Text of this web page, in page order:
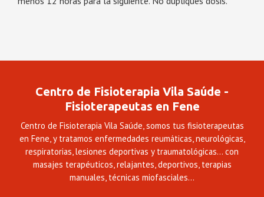
Centro de Fisioterapia Vila Saúde -
Fisioterapeutas en Fene
Centro de Fisioterapia Vila Saúde, somos tus fisioterapeutas
en Fene, y tratamos enfermedades reumáticas, neurológicas,
respiratorias, lesiones deportivas y traumatológicas... con
masajes terapéuticos, relajantes, deportivos, terapias
manuales, técnicas miofasciales...